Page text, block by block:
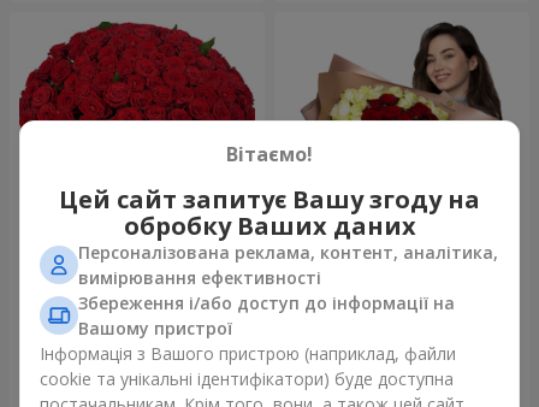
101 червона троянда
10 107 грн
Замовити
Букет "Серце - серцю"
Замовити
Вітаємо!
Цей сайт запитує Вашу згоду на
обробку Ваших даних
Персоналізована реклама, контент, аналітика,
вимірювання ефективності
Збереження і/або доступ до інформації на
Вашому пристрої
Інформація з Вашого пристрою (наприклад, файли
cookie та унікальні ідентифікатори) буде доступна